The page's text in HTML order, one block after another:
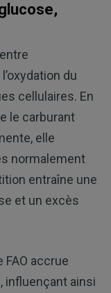
du
cellulaires. En
le carburant
elle
normalement
entraîne une
et un excès
FAO accrue
influençant ainsi